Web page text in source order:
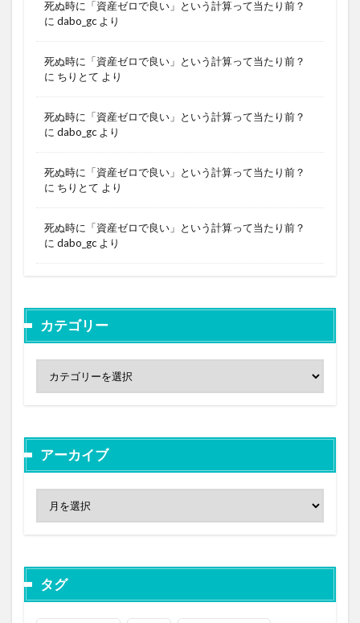
死ぬ時に「資産ゼロで良い」という計算って当たり前？
に dabo_gc より
死ぬ時に「資産ゼロで良い」という計算って当たり前？
に ちりとて より
死ぬ時に「資産ゼロで良い」という計算って当たり前？
に dabo_gc より
死ぬ時に「資産ゼロで良い」という計算って当たり前？
に ちりとて より
死ぬ時に「資産ゼロで良い」という計算って当たり前？
に dabo_gc より
カテゴリー
アーカイブ
タグ